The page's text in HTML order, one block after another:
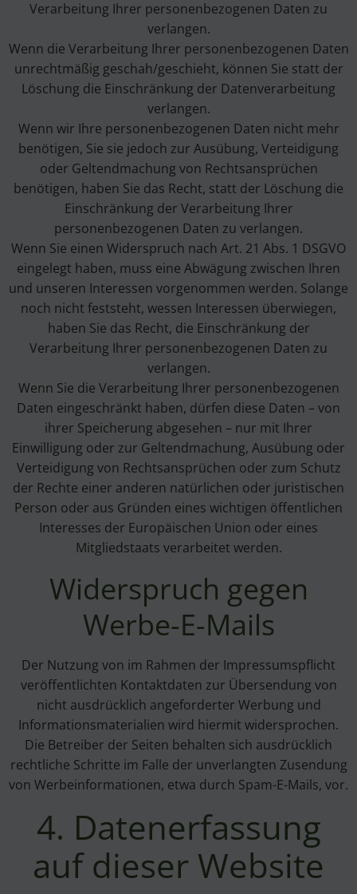
Verarbeitung Ihrer personenbezogenen Daten zu
verlangen.
Wenn die Verarbeitung Ihrer personenbezogenen Daten
unrechtmäßig geschah/geschieht, können Sie statt der
Löschung die Einschränkung der Datenverarbeitung
verlangen.
Wenn wir Ihre personenbezogenen Daten nicht mehr
benötigen, Sie sie jedoch zur Ausübung, Verteidigung
oder Geltendmachung von Rechtsansprüchen
benötigen, haben Sie das Recht, statt der Löschung die
Einschränkung der Verarbeitung Ihrer
personenbezogenen Daten zu verlangen.
Wenn Sie einen Widerspruch nach Art. 21 Abs. 1 DSGVO
eingelegt haben, muss eine Abwägung zwischen Ihren
und unseren Interessen vorgenommen werden. Solange
noch nicht feststeht, wessen Interessen überwiegen,
haben Sie das Recht, die Einschränkung der
Verarbeitung Ihrer personenbezogenen Daten zu
verlangen.
Wenn Sie die Verarbeitung Ihrer personenbezogenen
Daten eingeschränkt haben, dürfen diese Daten – von
ihrer Speicherung abgesehen – nur mit Ihrer
Einwilligung oder zur Geltendmachung, Ausübung oder
Verteidigung von Rechtsansprüchen oder zum Schutz
der Rechte einer anderen natürlichen oder juristischen
Person oder aus Gründen eines wichtigen öffentlichen
Interesses der Europäischen Union oder eines
Mitgliedstaats verarbeitet werden.
Widerspruch gegen
Werbe-E-Mails
Der Nutzung von im Rahmen der Impressumspflicht
veröffentlichten Kontaktdaten zur Übersendung von
nicht ausdrücklich angeforderter Werbung und
Informationsmaterialien wird hiermit widersprochen.
Die Betreiber der Seiten behalten sich ausdrücklich
rechtliche Schritte im Falle der unverlangten Zusendung
von Werbeinformationen, etwa durch Spam-E-Mails, vor.
4. Datenerfassung
auf dieser Website